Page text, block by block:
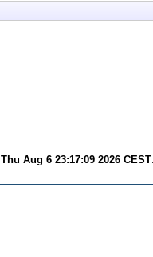
Thu Aug 6 23:17:09 2026 CEST